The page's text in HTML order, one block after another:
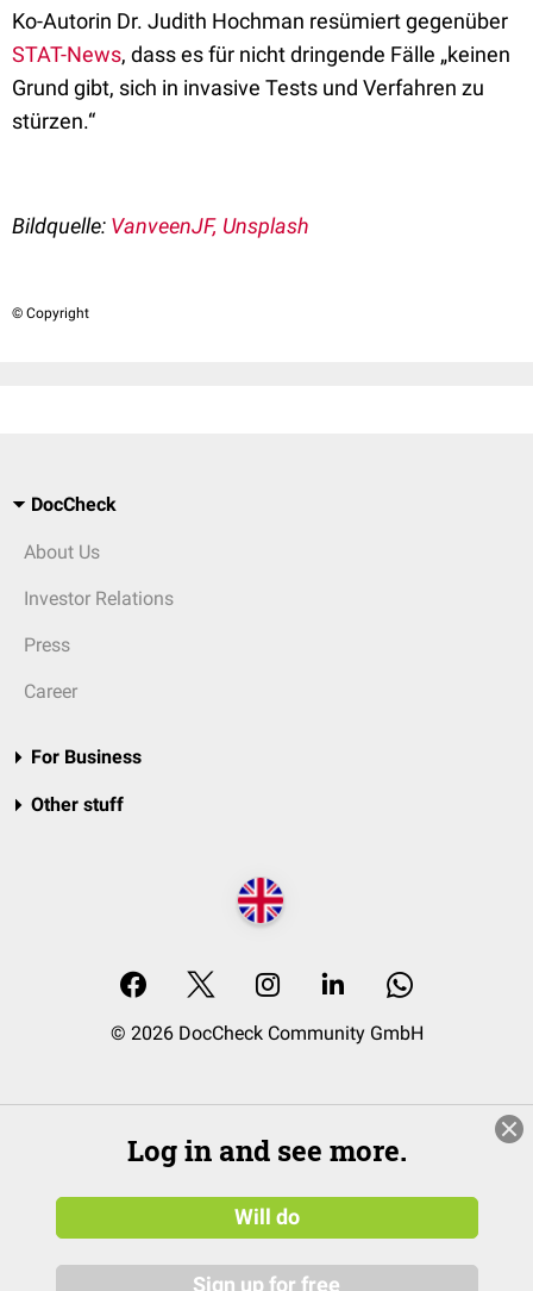
Ko-Autorin Dr. Judith Hochman resümiert gegenüber
STAT-News, dass es für nicht dringende Fälle „keinen
Grund gibt, sich in invasive Tests und Verfahren zu
stürzen.“
Bildquelle: VanveenJF, Unsplash
© Copyright
DocCheck
About Us
Investor Relations
Press
Career
For Business
Other stuff
© 2026 DocCheck Community GmbH
Log in and see more.
Will do
Sign up for free